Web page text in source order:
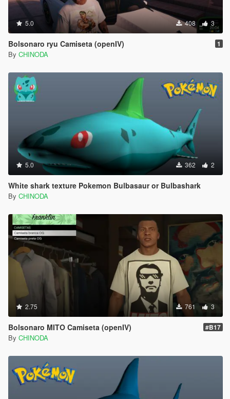
5.0 408 3
Bolsonaro ryu Camiseta (openIV) 1
By CHINODA
5.0 362 2
White shark texture Pokemon Bulbasaur or Bulbashark
By CHINODA
2.75 761 3
Bolsonaro MITO Camiseta (openIV) #B17
By CHINODA